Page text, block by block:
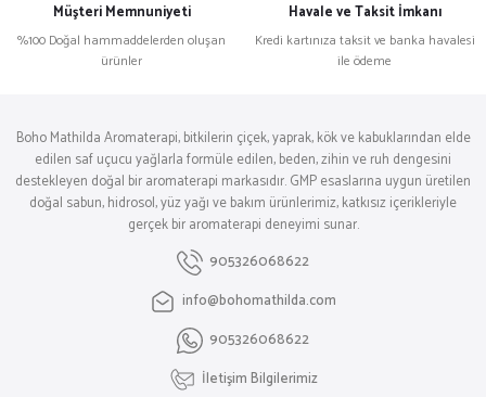
Müşteri Memnuniyeti
%100 Doğal hammaddelerden oluşan
ürünler
Havale ve Taksit İmkanı
Kredi kartınıza taksit ve banka havalesi
ile ödeme
Boho Mathilda Aromaterapi, bitkilerin çiçek, yaprak, kök ve kabuklarından elde
edilen saf uçucu yağlarla formüle edilen, beden, zihin ve ruh dengesini
destekleyen doğal bir aromaterapi markasıdır. GMP esaslarına uygun üretilen
doğal sabun, hidrosol, yüz yağı ve bakım ürünlerimiz, katkısız içerikleriyle
gerçek bir aromaterapi deneyimi sunar.
905326068622
info@bohomathilda.com
905326068622
İletişim Bilgilerimiz